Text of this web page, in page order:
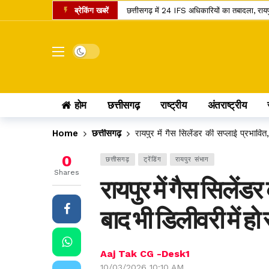
ब्रेकिंग खबरें छत्तीसगढ़ में 24 IFS अधिकारियों का तबादला,
इंदिरा गांधी कृषि विश्वविद्यालय का बड़ा फैसला,
सांवले रंग और नौकरी पर तानों से परेशान पति,
छत्तीसगढ़ के यात्रियों के लिए खुशखबरी, 240
छत्तीसगढ़ में राशन के चावल की गुणवत्ता सुधरेगी,
कोडार लिंक कैनाल प्रोजेक्ट पर कोर्ट का फैसला,
Dark mode
होम छत्तीसगढ़ राष्ट्रीय अंतराष्ट्रीय
Home छत्तीसगढ़ रायपुर में गैस सिलेंडर की सप्लाई
छत्तीसगढ़ ट्रेंडिंग रायपुर संभाग
रायपुर में गैस सिलेंडर
बाद भी डिलीवरी में
Aaj Tak CG -Desk1
0
Shares